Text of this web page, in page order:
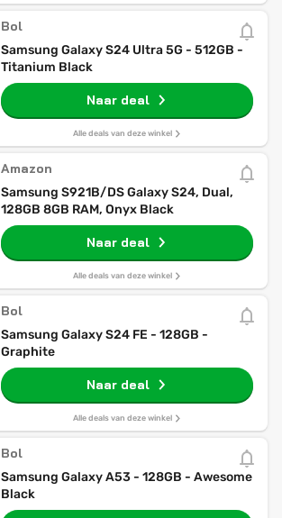
Bol
Samsung Galaxy S24 Ultra 5G - 512GB -
Titanium Black
Naar deal
Alle deals van deze winkel
Amazon
Samsung S921B/DS Galaxy S24, Dual,
128GB 8GB RAM, Onyx Black
Naar deal
Alle deals van deze winkel
Bol
Samsung Galaxy S24 FE - 128GB -
Graphite
Naar deal
Alle deals van deze winkel
Bol
Samsung Galaxy A53 - 128GB - Awesome
Black